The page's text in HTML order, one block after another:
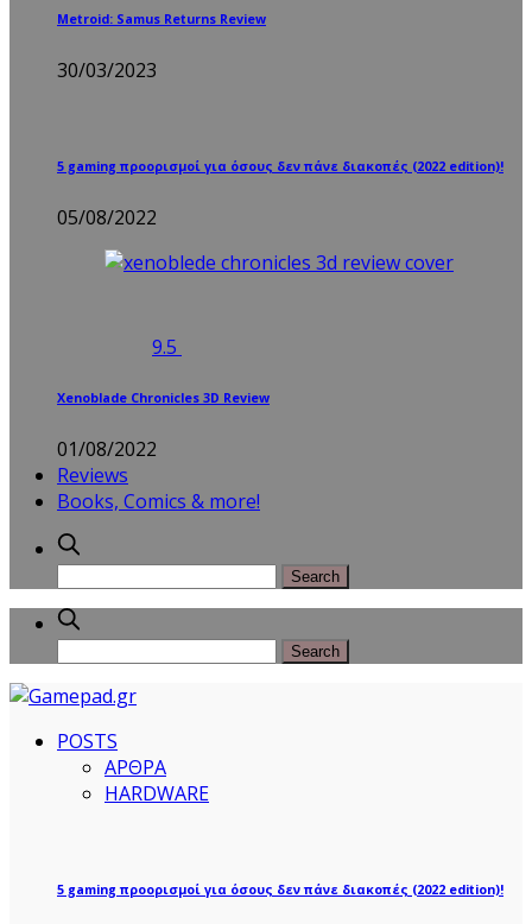
Metroid: Samus Returns Review
30/03/2023
5 gaming προορισμοί για όσους δεν πάνε διακοπές (2022 edition)!
05/08/2022
9.5
Xenoblade Chronicles 3D Review
01/08/2022
Reviews
Books, Comics & more!
POSTS
ΑΡΘΡΑ
HARDWARE
5 gaming προορισμοί για όσους δεν πάνε διακοπές (2022 edition)!